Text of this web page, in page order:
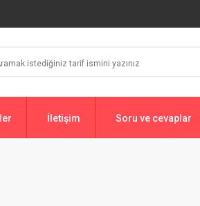
İletişim Soru ve cevaplar